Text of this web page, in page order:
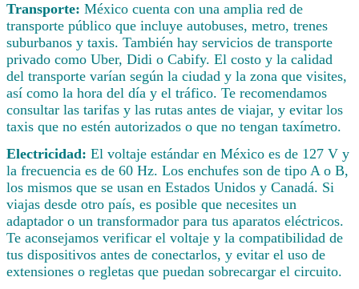
Transporte: México cuenta con una amplia red de
transporte público que incluye autobuses, metro, trenes
suburbanos y taxis. También hay servicios de transporte
privado como Uber, Didi o Cabify. El costo y la calidad
del transporte varían según la ciudad y la zona que visites,
así como la hora del día y el tráfico. Te recomendamos
consultar las tarifas y las rutas antes de viajar, y evitar los
taxis que no estén autorizados o que no tengan taxímetro.
Electricidad: El voltaje estándar en México es de 127 V y
la frecuencia es de 60 Hz. Los enchufes son de tipo A o B,
los mismos que se usan en Estados Unidos y Canadá. Si
viajas desde otro país, es posible que necesites un
adaptador o un transformador para tus aparatos eléctricos.
Te aconsejamos verificar el voltaje y la compatibilidad de
tus dispositivos antes de conectarlos, y evitar el uso de
extensiones o regletas que puedan sobrecargar el circuito.